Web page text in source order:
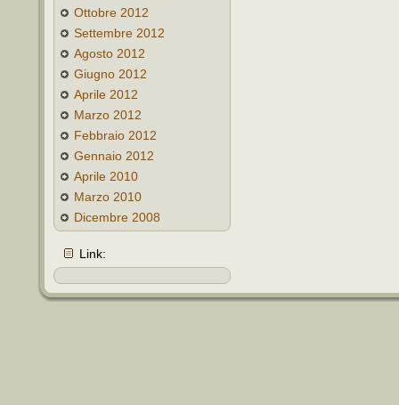
Ottobre 2012
Settembre 2012
Agosto 2012
Giugno 2012
Aprile 2012
Marzo 2012
Febbraio 2012
Gennaio 2012
Aprile 2010
Marzo 2010
Dicembre 2008
Link: